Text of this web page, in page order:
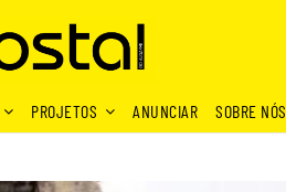
PROJETOS ANUNCIAR SOBRE NÓS